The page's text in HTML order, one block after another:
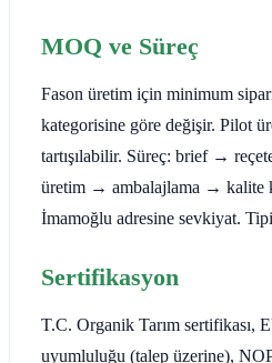
MOQ ve Süreç
Fason üretim için minimum
kategorisine göre değişir. Pilot
tartışılabilir. Süreç: brief →
üretim → ambalajlama → kalite
İmamoğlu adresine sevkiyat.
Sertifikasyon
T.C. Organik Tarım sertifikası,
uyumluluğu (talep üzerine),